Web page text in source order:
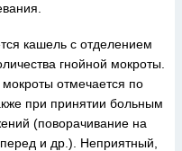
кашель с отделением
гнойной мокроты.
отмечается по
при принятии больным
(поворачивание на
и др.). Неприятный,